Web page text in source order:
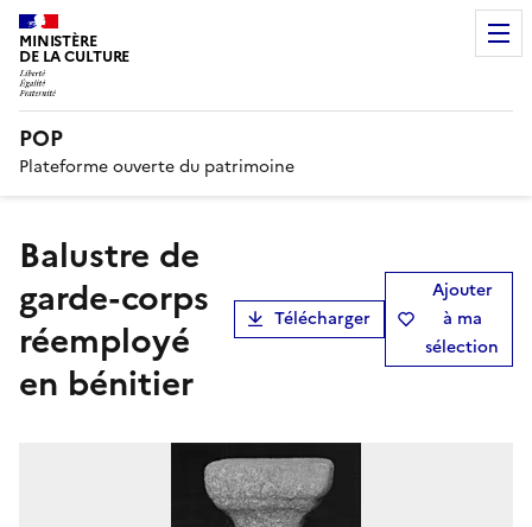
MINISTÈRE
DE LA CULTURE
POP
Plateforme ouverte du patrimoine
balustre de
garde-corps
réemployé
en bénitier
Télécharger
Ajouter
à ma
sélection